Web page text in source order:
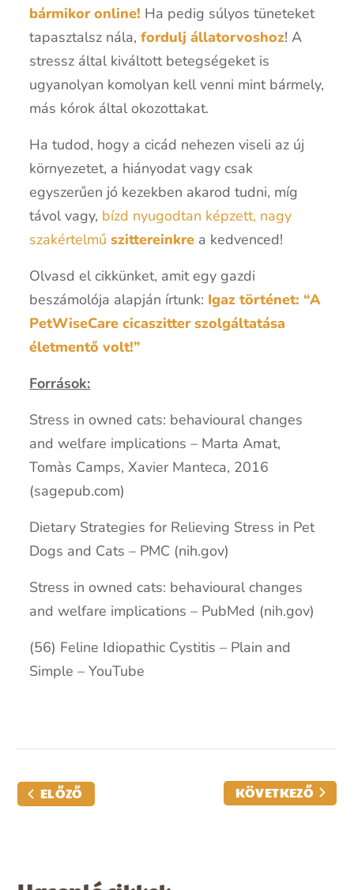
bármikor online! Ha pedig súlyos tüneteket
tapasztalsz nála,fordulj állatorvoshoz! A
stressz által kiváltott betegségeket is
ugyanolyan komolyan kell venni mint bármely,
más kórok által okozottakat.
Ha tudod, hogy a cicád nehezen viseli az új
környezetet, a hiányodat vagy csak
egyszerűen jó kezekben akarod tudni, míg
távol vagy, bízd nyugodtan képzett, nagy
szakértelműszittereinkre a kedvenced!
Olvasd el cikkünket, amit egy gazdi
beszámolója alapján írtunk: Igaz történet: “A
PetWiseCare cicaszitter szolgáltatása
életmentő volt!”
Források:
Stress in owned cats: behavioural changes
and welfare implications – Marta Amat,
Tomàs Camps, Xavier Manteca, 2016
(sagepub.com)
Dietary Strategies for Relieving Stress in Pet
Dogs and Cats – PMC (nih.gov)
Stress in owned cats: behavioural changes
and welfare implications – PubMed (nih.gov)
(56) Feline Idiopathic Cystitis – Plain and
Simple – YouTube
ELŐZŐ KÖVETKEZŐ